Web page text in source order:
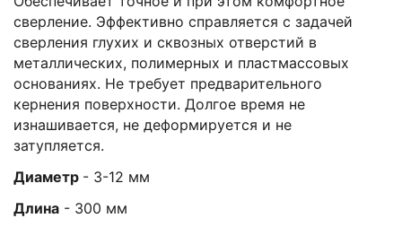
сверление. Эффективно справляется с задачей
сверления глухих и сквозных отверстий в
металлических, полимерных и пластмассовых
основаниях. Не требует предварительного
кернения поверхности. Долгое время не
изнашивается, не деформируется и не
затупляется.
Диаметр - 3-12 мм
Длина - 300 мм